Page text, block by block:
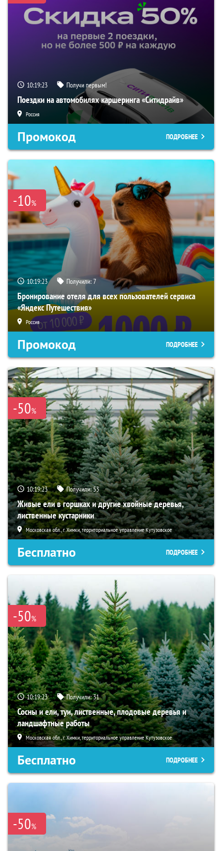
10:19:22 Получи первым!
Поездки на автомобилях каршеринга «Ситидрайв»
Россия
Промокод ПОДРОБНЕЕ
-10%
10:19:22 Получили:7
Бронирование отеля для всех пользователей сервиса
«Яндекс Путешествия»
Россия
Промокод ПОДРОБНЕЕ
-50%
10:19:22 Получили:53
Живые ели в горшках и другие хвойные деревья,
лиственные кустарники
Московская обл., г. Химки, территориальное управление Кутузовское
Бесплатно ПОДРОБНЕЕ
-50%
10:19:22 Получили:31
Сосны и ели, туи, лиственные, плодовые деревья и
ландшафтные работы
Московская обл., г. Химки, территориальное управление Кутузовское
Бесплатно ПОДРОБНЕЕ
-50%